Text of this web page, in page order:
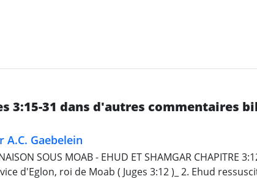
3:15-31 dans d'autres commentaires
A.C. Gaebelein
SOUS MOAB - EHUD ET SHAMGAR CHAPITRE
d'Eglon, roi de Moab ( Juges 3:12 )_ 2. Ehud